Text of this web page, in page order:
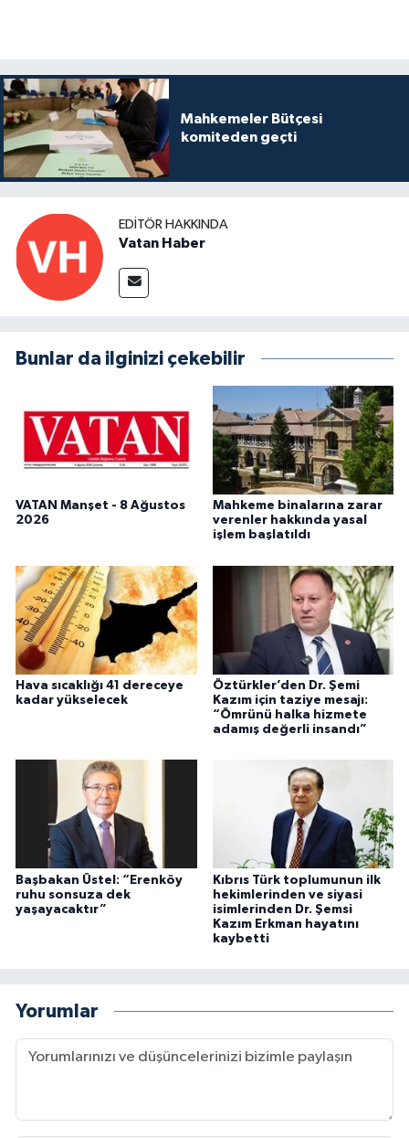
Mahkemeler Bütçesi
komiteden geçti
EDITÖR HAKKINDA
Vatan Haber
Bunlar da ilginizi çekebilir
VATAN Manşet - 8 Ağustos
2026
Mahkeme binalarına zarar
verenler hakkında yasal
işlem başlatıldı
Hava sıcaklığı 41 dereceye
kadar yükselecek
Öztürkler’den Dr. Şemi
Kazım için taziye mesajı:
“Ömrünü halka hizmete
adamış değerli insandı”
Başbakan Üstel: “Erenköy
ruhu sonsuza dek
yaşayacaktır”
Kıbrıs Türk toplumunun ilk
hekimlerinden ve siyasi
isimlerinden Dr. Şemsi
Kazım Erkman hayatını
kaybetti
Yorumlar